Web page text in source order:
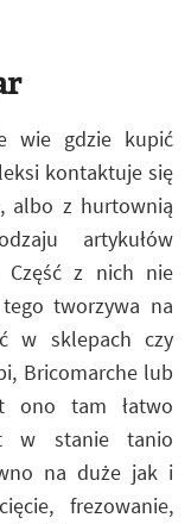
wie gdzie kupić
kontaktuje się
albo z hurtownią
artykułów
Część z nich nie
tworzywa na
w sklepach czy
Bricomarche lub
ono tam łatwo
w stanie tanio
na duże jak i
frezowanie,